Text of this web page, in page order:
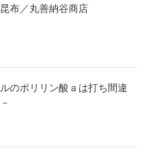
布／丸善納谷商店
のポリリン酸ａは打ち間違